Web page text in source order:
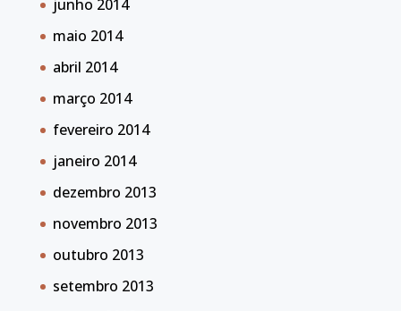
junho 2014
maio 2014
abril 2014
março 2014
fevereiro 2014
janeiro 2014
dezembro 2013
novembro 2013
outubro 2013
setembro 2013